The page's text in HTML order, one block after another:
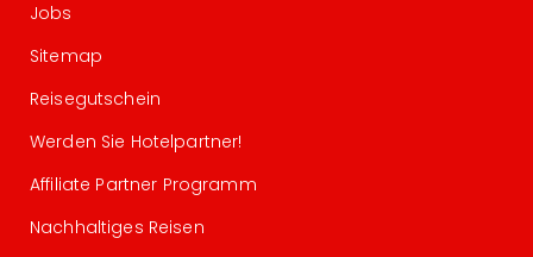
Jobs
Sitemap
Reisegutschein
Werden Sie Hotelpartner!
Affiliate Partner Programm
Nachhaltiges Reisen